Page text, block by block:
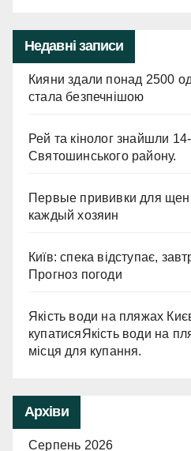
Недавні записи
Кияни здали понад 2500
стала безпечнішою
Рей та кінолог знайшли
Святошинського району.
Первые прививки для
каждый хозяин
Київ: спека відступає,
Прогноз погоди
Якість води на пляжах
купатисяЯкість води на
місця для купання.
Архіви
Серпень 2026